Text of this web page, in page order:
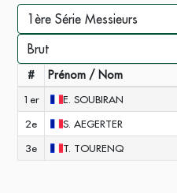
# Prénom / Nom
1er E. SOUBIRAN
2e
S. AEGERTER
3e
T. TOURENQ